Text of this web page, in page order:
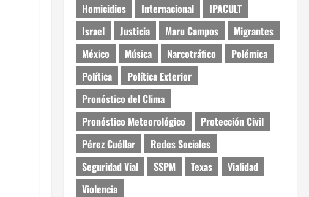
Homicidios
Internacional
IPACULT
Israel
Justicia Maru Campos
Migrantes
México
Música Narcotráfico
Polémica
Política
Política Exterior
Pronóstico del Clima
Pronóstico Meteorológico
Protección Civil
Pérez Cuéllar
Redes Sociales
Seguridad Vial
SSPM Texas
Vialidad
Violencia